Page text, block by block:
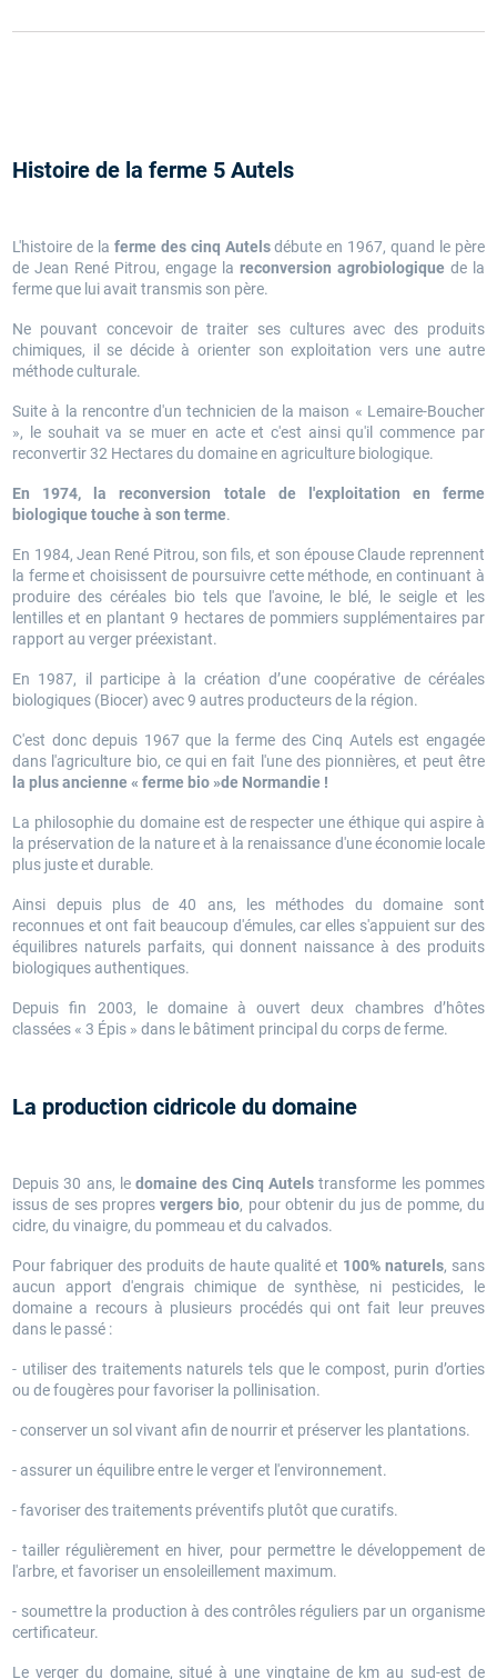
Histoire de la ferme 5 Autels
L'histoire de la ferme des cinq Autelsdébute en 1967, quand le père
de Jean René Pitrou, engage la reconversion agrobiologique de la
ferme que lui avait transmis son père.
Ne pouvant concevoir de traiter ses cultures avec des produits
chimiques, il se décide à orienter son exploitation vers une autre
méthode culturale.
Suite à la rencontre d'un technicien de la maison « Lemaire-Boucher
», le souhait va se muer en acte et c'est ainsi qu'il commence par
reconvertir 32 Hectares du domaine en agriculture biologique.
En 1974, la reconversion totale de l'exploitation en ferme
biologique touche à son terme.
En 1984, Jean René Pitrou, son fils, et son épouse Claude reprennent
la ferme et choisissent de poursuivre cette méthode, en continuant à
produire des céréales bio tels que l'avoine, le blé, le seigle et les
lentilles et en plantant 9 hectares de pommiers supplémentaires par
rapport au verger préexistant.
En 1987, il participe à la création d’une coopérative de céréales
biologiques (Biocer) avec 9 autres producteurs de la région.
C'est donc depuis 1967 que la ferme des Cinq Autels est engagée
dans l'agriculture bio, ce qui en fait l'une des pionnières, et peut être
la plus ancienne « ferme bio »de Normandie !
La philosophie du domaine est de respecter une éthique qui aspire à
la préservation de la nature et à la renaissance d'une économie locale
plus juste et durable.
Ainsi depuis plus de 40 ans, les méthodes du domaine sont
reconnues et ont fait beaucoup d'émules, car elles s'appuient sur des
équilibres naturels parfaits, qui donnent naissance à des produits
biologiques authentiques.
Depuis fin 2003, le domaine à ouvert deux chambres d’hôtes
classées « 3 Épis » dans le bâtiment principal du corps de ferme.
La production cidricole du domaine
Depuis 30 ans, le domaine des Cinq Autels transforme les pommes
issus de ses propresvergers bio, pour obtenir du jus de pomme, du
cidre, du vinaigre, du pommeau et du calvados.
Pour fabriquer des produits de haute qualité et 100% naturels, sans
aucun apport d'engrais chimique de synthèse, ni pesticides, le
domaine a recours à plusieurs procédés qui ont fait leur preuves
dans le passé :
- utiliser des traitements naturels tels que le compost, purin d’orties
ou de fougères pour favoriser la pollinisation.
- conserver un sol vivant afin de nourrir et préserver les plantations.
- assurer un équilibre entre le verger et l'environnement.
- favoriser des traitements préventifs plutôt que curatifs.
- tailler régulièrement en hiver, pour permettre le développement de
l'arbre, et favoriser un ensoleillement maximum.
- soumettre la production à des contrôles réguliers par un organisme
certificateur.
Le verger du domaine, situé à une vingtaine de km au sud-est de